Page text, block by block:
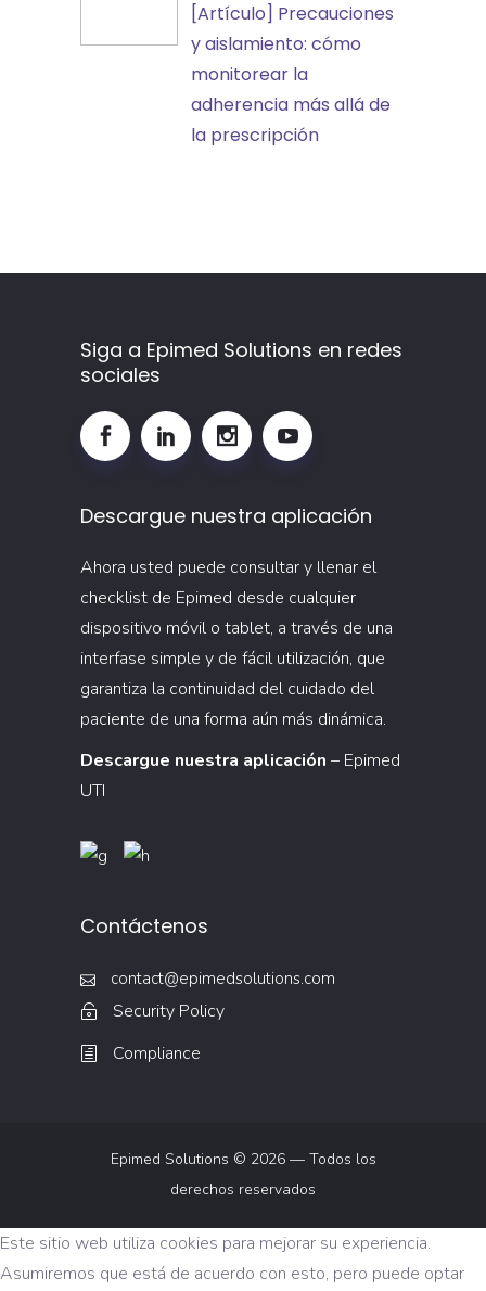
Precauciones
la
prescripción
[Artículo] Precauciones
y aislamiento: cómo
monitorear la
adherencia más allá de
la prescripción
Siga a Epimed Solutions en redes
sociales
Descargue nuestra aplicación
Ahora usted puede consultar y llenar el
checklist de Epimed desde cualquier
dispositivo móvil o tablet, a través de una
interfase simple y de fácil utilización, que
garantiza la continuidad del cuidado del
paciente de una forma aún más dinámica.
Descargue nuestra aplicación – Epimed
UTI
Contáctenos
contact@epimedsolutions.com
Security Policy
Compliance
Epimed Solutions © 2026 — Todos los
derechos reservados
Este sitio web utiliza cookies para mejorar su experiencia.
Asumiremos que está de acuerdo con esto, pero puede optar